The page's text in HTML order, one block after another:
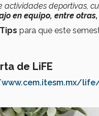
actividades deportivas,
en equipo, entre otras,
para que este
de LiFE